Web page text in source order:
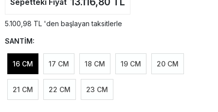
Sepetteki Fiyat
5.100,98 TL 'den başlayan taksitlerle
SANTİM:
16 CM 17 CM 18 CM 19 CM 20 CM
21 CM 22 CM 23 CM